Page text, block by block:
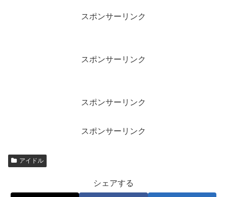
スポンサーリンク
スポンサーリンク
スポンサーリンク
スポンサーリンク
アイドル
シェアする